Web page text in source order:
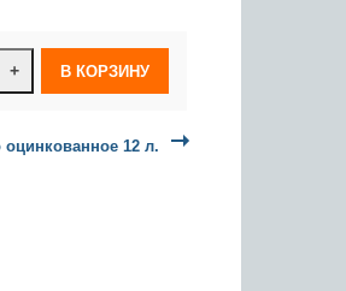
+
оцинкованное 12 л.